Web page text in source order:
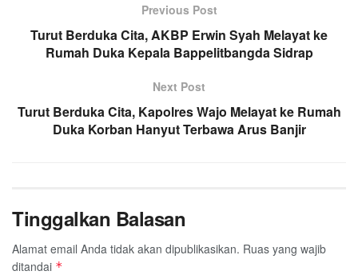
Previous Post
Turut Berduka Cita, AKBP Erwin Syah Melayat ke
Rumah Duka Kepala Bappelitbangda Sidrap
Next Post
Turut Berduka Cita, Kapolres Wajo Melayat ke Rumah
Duka Korban Hanyut Terbawa Arus Banjir
Tinggalkan Balasan
Alamat email Anda tidak akan dipublikasikan. Ruas yang wajib
ditandai *